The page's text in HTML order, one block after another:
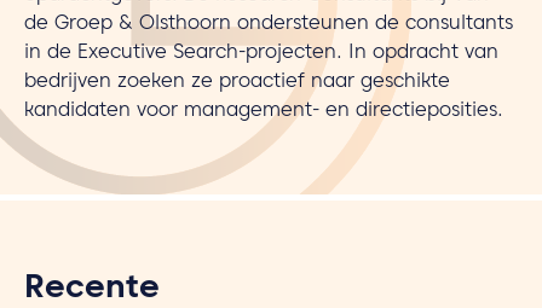
de Groep & Olsthoorn ondersteunen de consultants
in de Executive Search-projecten. In opdracht van
bedrijven zoeken ze proactief naar geschikte
kandidaten voor management- en directieposities.
Recente